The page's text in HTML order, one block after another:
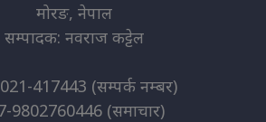
मोरङ, नेपाल
सम्पादक: नवराज कट्टेल
417443 (सम्पर्क नम्बर)
9802760446 (समाचार)